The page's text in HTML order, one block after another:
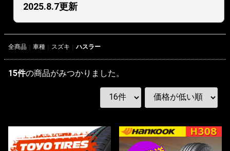
2025.8.7更新
全商品 車種 スズキ ハスラー
15件の商品がみつかりました。